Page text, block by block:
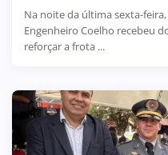
Na noite da última sexta-
Engenheiro Coelho recebeu
reforçar a frota ...